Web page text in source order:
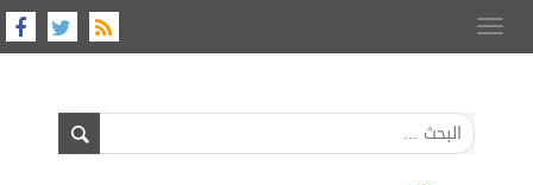
Toggle
navigation